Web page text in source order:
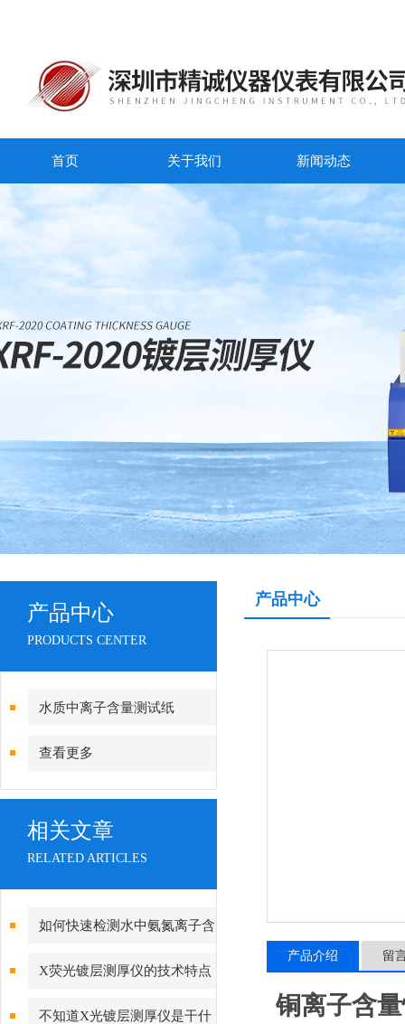
首页 关于我们 新闻动态
产品中心
PRODUCTS CENTER
水质中离子含量测试纸
查看更多
相关文章
RELATED ARTICLES
如何快速检测水中氨氮离子含
X荧光镀层测厚仪的技术特点
解读
不知道X光镀层测厚仪是干什
产品中心
产品介绍 留
铜离子含